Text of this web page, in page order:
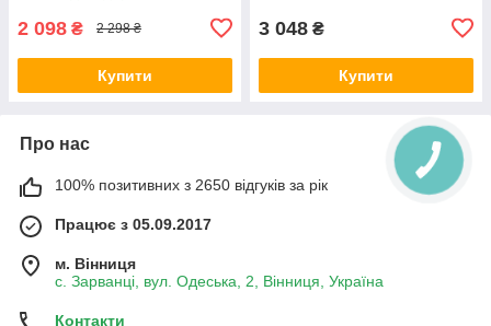
2 098 ₴ 2 298 ₴
Купити
3 048 ₴
Купити
Про нас
100% позитивних з 2650 відгуків за рік
Працює з 05.09.2017
м. Вінниця
с. Зарванці, вул. Одеська, 2, Вінниця, Україна
Контакти